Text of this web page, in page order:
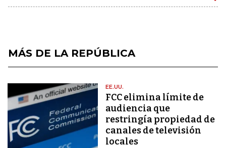
MÁS DE LA REPÚBLICA
EE.UU.
FCC elimina límite de
audiencia que
restringía propiedad de
canales de televisión
locales